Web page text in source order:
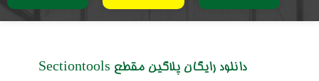
دانلود رایگان پلاگین مقطع Sectiontools